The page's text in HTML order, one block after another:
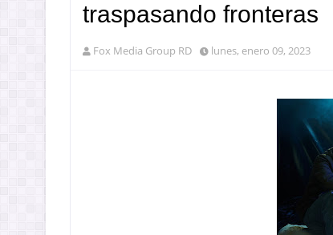
traspasando fronteras
Fox Media Group RD lunes, enero 09, 2023